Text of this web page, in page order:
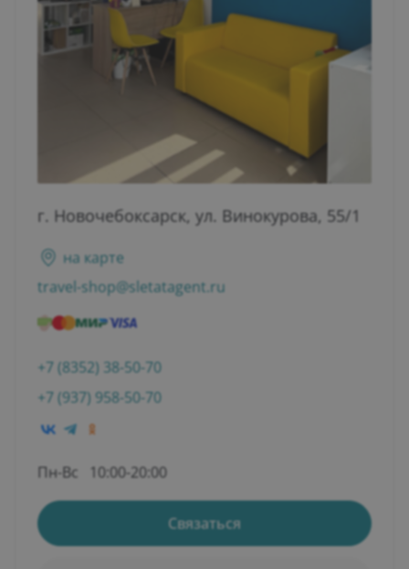
г. Новочебоксарск, ул. Винокурова, 55/1
на карте
travel-shop@sletatagent.ru
+7 (8352) 38-50-70
+7 (937) 958-50-70
Связаться
Пн-Вс 10:00-20:00